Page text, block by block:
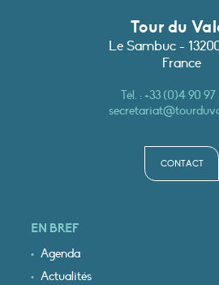
Tour du
Le Sambuc -
France
Tél. :+33 (0)4 90 97
CONTACT
EN BREF
Agenda
Actualités